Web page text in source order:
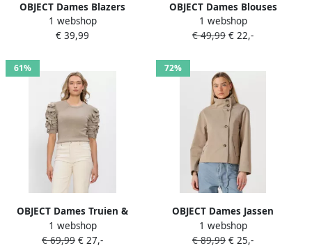
OBJECT Dames Blazers
Objaya S l Re Vest 138 Beige
1 webshop
€ 39,99
OBJECT Dames Blouses
Objsanne S s Re Shirt Ecru
1 webshop
€ 49,99 € 22,-
61%
OBJECT Dames Truien &
Vesten Objdiandra Knit 2 4
Re Pullover Beige
1 webshop
€ 69,99 € 27,-
72%
OBJECT Dames Jassen
Objgro Re Short Jacket
Taupe
1 webshop
€ 89,99 € 25,-